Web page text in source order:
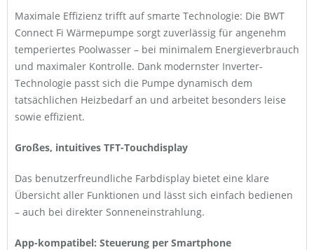
Maximale Effizienz trifft auf smarte Technologie: Die BWT
Connect Fi Wärmepumpe sorgt zuverlässig für angenehm
temperiertes Poolwasser – bei minimalem Energieverbrauch
und maximaler Kontrolle. Dank modernster Inverter-
Technologie passt sich die Pumpe dynamisch dem
tatsächlichen Heizbedarf an und arbeitet besonders leise
sowie effizient.
Großes, intuitives TFT-Touchdisplay
Das benutzerfreundliche Farbdisplay bietet eine klare
Übersicht aller Funktionen und lässt sich einfach bedienen
– auch bei direkter Sonneneinstrahlung.
App-kompatibel: Steuerung per Smartphone